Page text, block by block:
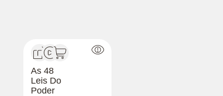
As 48
Leis Do
Poder